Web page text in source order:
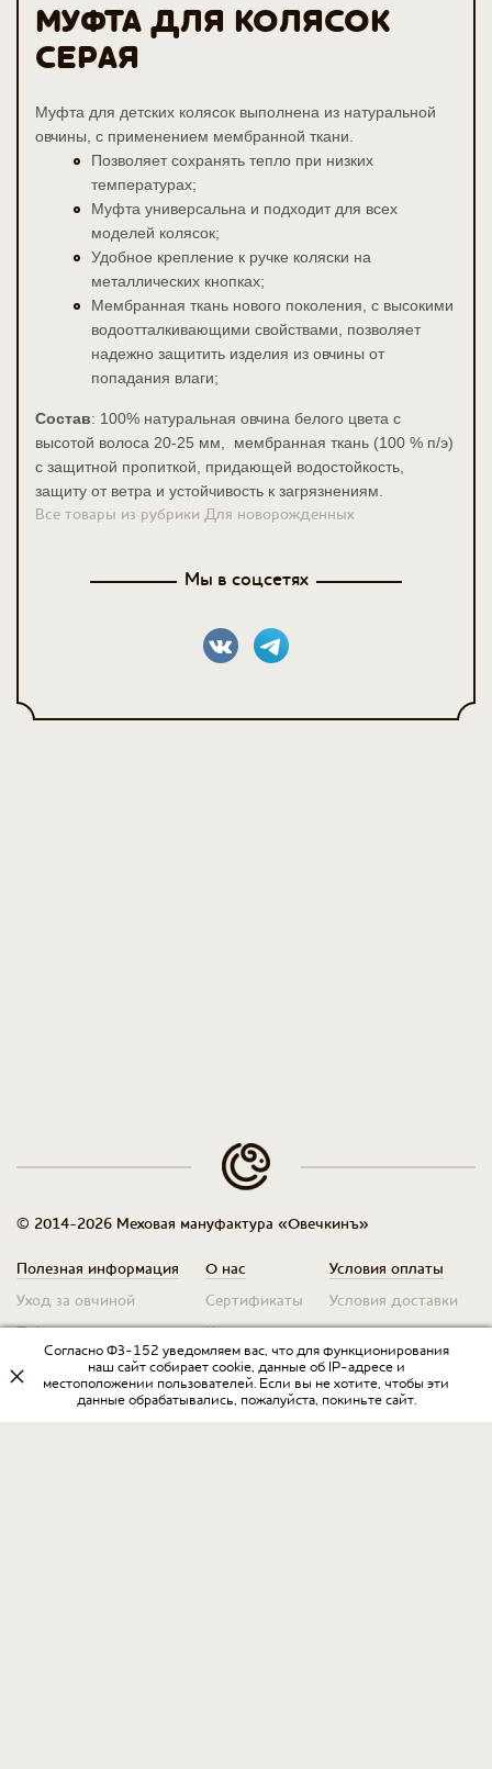
МУФТА ДЛЯ КОЛЯСОК
СЕРАЯ
Муфта для детских колясок выполнена из натуральной
овчины, с применением мембранной ткани.
Позволяет сохранять тепло при низких
температурах;
Муфта универсальна и подходит для всех
моделей колясок;
Удобное крепление к ручке коляски на
металлических кнопках;
Мембранная ткань нового поколения, с высокими
водоотталкивающими свойствами, позволяет
надежно защитить изделия из овчины от
попадания влаги;
Состав: 100% натуральная овчина белого цвета с
высотой волоса 20-25 мм, мембранная ткань (100 % п/э)
с защитной пропиткой, придающей водостойкость,
защиту от ветра и устойчивость к загрязнениям.
Все товары из рубрики Для новорожденных
Мы в соцсетях
© 2014-2026 Меховая мануфактура «Овечкинъ»
Полезная информация
Уход за овчиной
Таблица размеров
О нас
Сертификаты
Контакты
Условия оплаты
Условия доставки
Оплата для юр. лиц
Условия возврата
Оптовикам
Договор оферты
Согласно ФЗ-152 уведомляем вас, что для функционирования
наш сайт собирает cookie, данные об IP-адресе и
местоположении пользователей. Если вы не хотите, чтобы эти
данные обрабатывались, пожалуйста, покиньте сайт.